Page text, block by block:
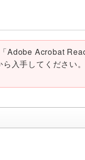
Adobe Acrobat
入手してください。